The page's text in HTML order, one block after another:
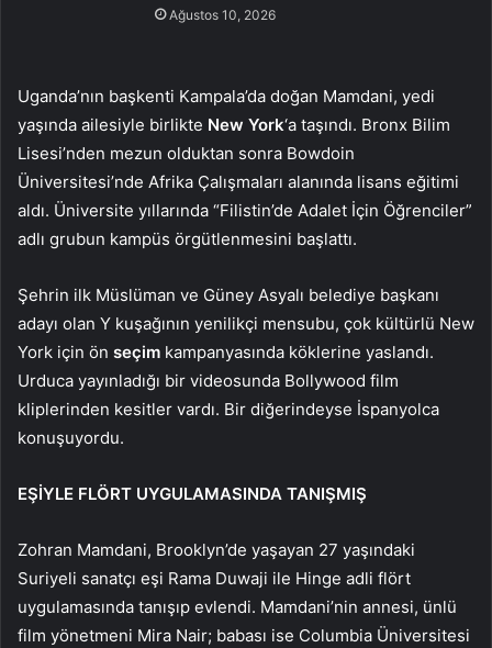
Ağustos 10, 2026
Uganda’nın başkenti Kampala’da doğan Mamdani, yedi
yaşında ailesiyle birlikte New York‘a taşındı. Bronx Bilim
Lisesi’nden mezun olduktan sonra Bowdoin
Üniversitesi’nde Afrika Çalışmaları alanında lisans eğitimi
aldı. Üniversite yıllarında “Filistin’de Adalet İçin Öğrenciler”
adlı grubun kampüs örgütlenmesini başlattı.
Şehrin ilk Müslüman ve Güney Asyalı belediye başkanı
adayı olan Y kuşağının yenilikçi mensubu, çok kültürlü New
York için ön seçim kampanyasında köklerine yaslandı.
Urduca yayınladığı bir videosunda Bollywood film
kliplerinden kesitler vardı. Bir diğerindeyse İspanyolca
konuşuyordu.
EŞİYLE FLÖRT UYGULAMASINDA TANIŞMIŞ
Zohran Mamdani, Brooklyn’de yaşayan 27 yaşındaki
Suriyeli sanatçı eşi Rama Duwaji ile Hinge adli flört
uygulamasında tanışıp evlendi. Mamdani’nin annesi, ünlü
film yönetmeni Mira Nair; babası ise Columbia Üniversitesi